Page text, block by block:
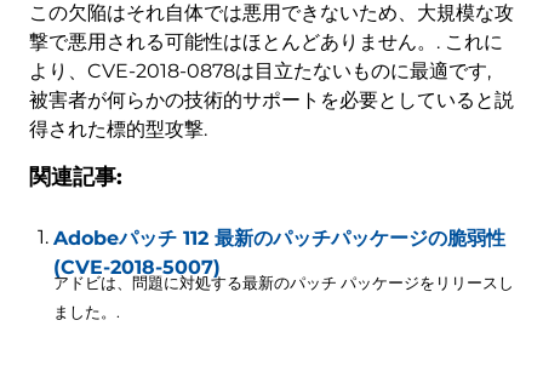
この欠陥はそれ自体では悪用できないため、大規模な攻
撃で悪用される可能性はほとんどありません。. これに
より、CVE-2018-0878は目立たないものに最適です,
被害者が何らかの技術的サポートを必要としていると説
得された標的型攻撃.
関連記事:
Adobeパッチ 112 最新のパッチパッケージの脆弱性
(CVE-2018-5007)
アドビは、問題に対処する最新のパッチ パッケージをリリースし
ました。.